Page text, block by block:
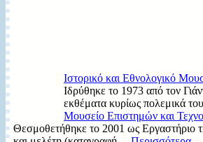
Ιστορικό και Εθνολογικό
Ιδρύθηκε το 1973 από τον
εκθέματα κυρίως πολεμικά
Μουσείο Επιστημών και
Θεσμοθετήθηκε το 2001 ως Εργαστήριο